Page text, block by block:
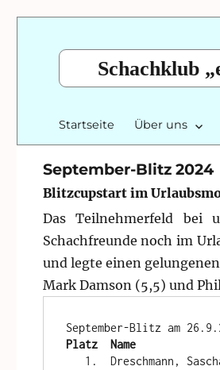
Schachklub
Startseite Über uns
September-Blitz 2024
Blitzcupstart im
Das Teilnehmerfeld bei
Schachfreunde noch im
und legte einen
Mark Damson (5,5) und
Platz  Name